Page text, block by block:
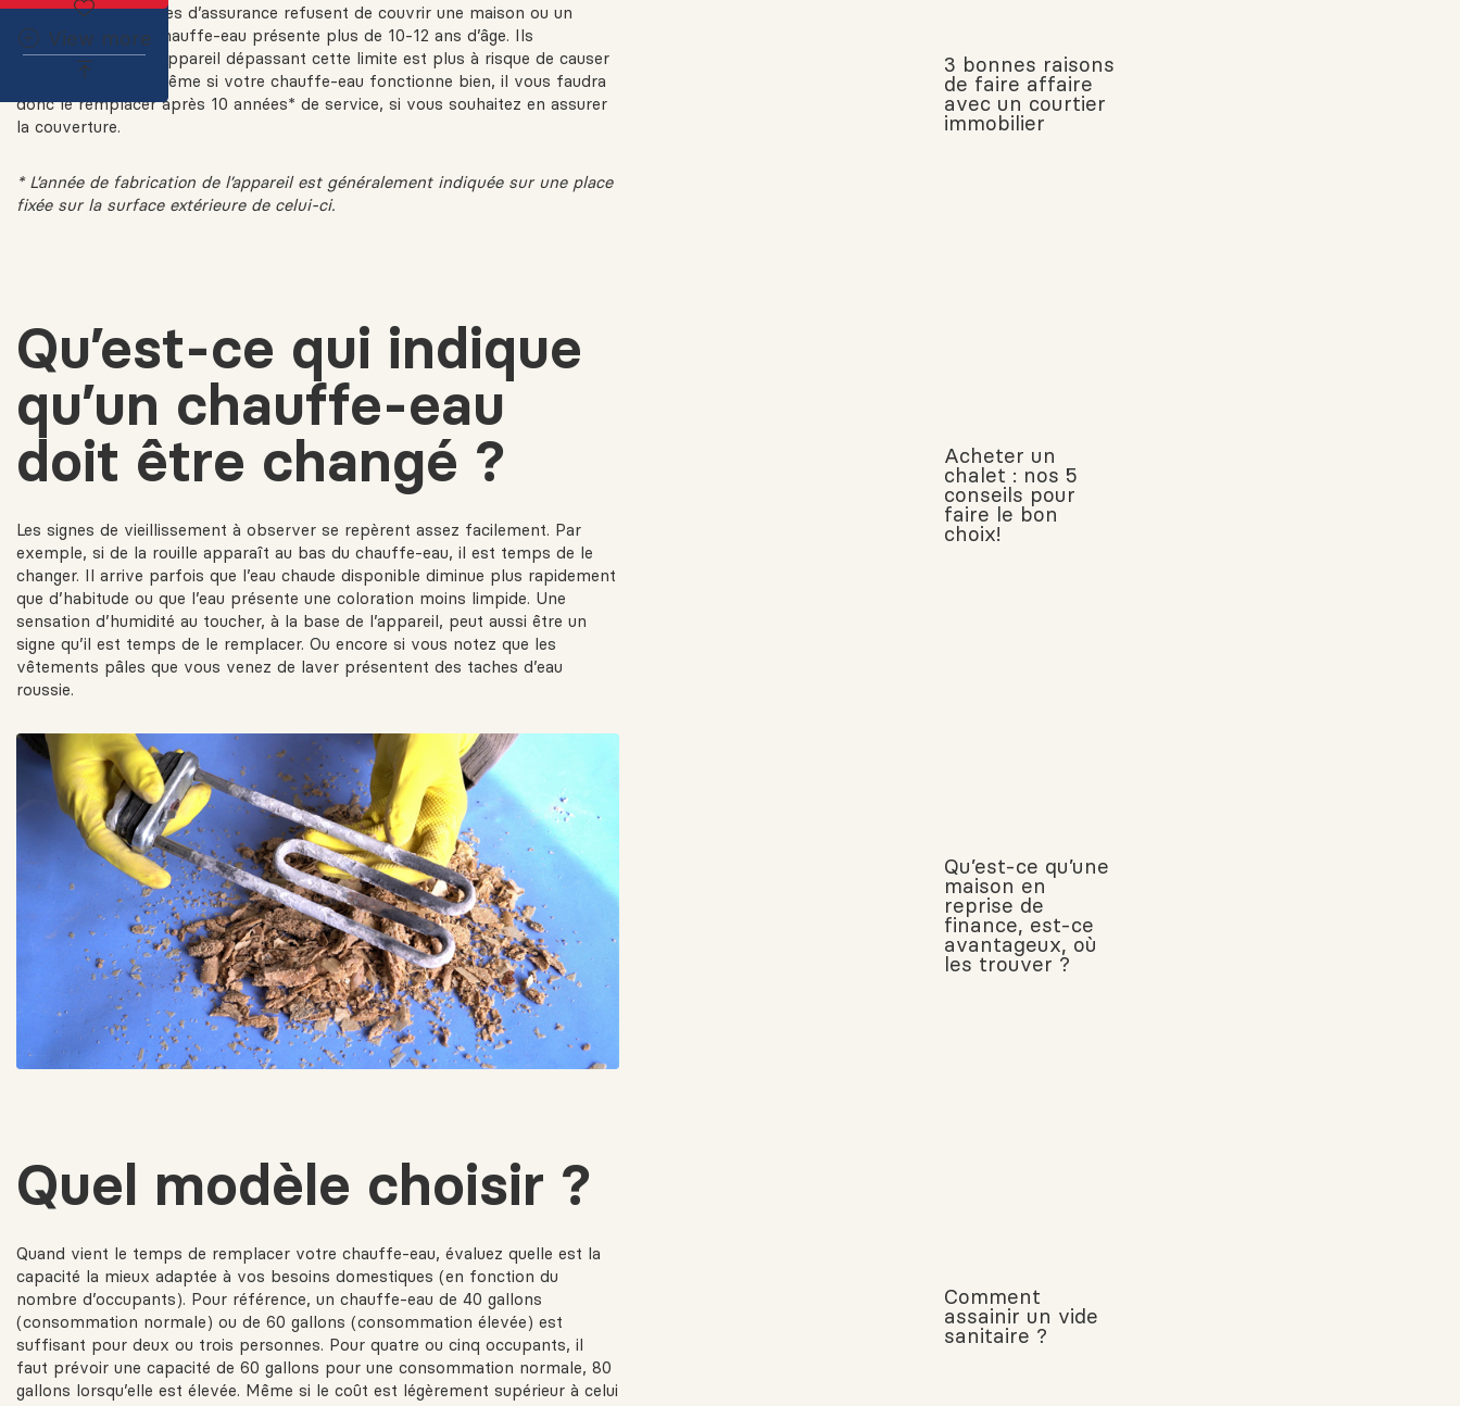
Plusieurs compagnies d’assurance refusent de couvrir une maison ou un
logement dont le chauffe-eau présente plus de 10-12 ans d’âge. Ils
considèrent qu’un appareil dépassant cette limite est plus à risque de causer
des dégâts d’eau. Même si votre chauffe-eau fonctionne bien, il vous faudra
donc le remplacer après 10 années* de service, si vous souhaitez en assurer
la couverture.
* L’année de fabrication de l’appareil est généralement indiquée sur une place
fixée sur la surface extérieure de celui-ci.
Qu’est-ce qui indique
qu’un chauffe-eau
doit être changé ?
Les signes de vieillissement à observer se repèrent assez facilement. Par
exemple, si de la rouille apparaît au bas du chauffe-eau, il est temps de le
changer. Il arrive parfois que l’eau chaude disponible diminue plus rapidement
que d’habitude ou que l’eau présente une coloration moins limpide. Une
sensation d’humidité au toucher, à la base de l’appareil, peut aussi être un
signe qu’il est temps de le remplacer. Ou encore si vous notez que les
vêtements pâles que vous venez de laver présentent des taches d’eau
roussie.
Quel modèle choisir ?
Quand vient le temps de remplacer votre chauffe-eau, évaluez quelle est la
capacité la mieux adaptée à vos besoins domestiques (en fonction du
nombre d’occupants). Pour référence, un chauffe-eau de 40 gallons
(consommation normale) ou de 60 gallons (consommation élevée) est
suffisant pour deux ou trois personnes. Pour quatre ou cinq occupants, il
faut prévoir une capacité de 60 gallons pour une consommation normale, 80
gallons lorsqu’elle est élevée. Même si le coût est légèrement supérieur à celui
3 bonnes raisons
de faire affaire
avec un courtier
immobilier
Acheter un
chalet : nos 5
conseils pour
faire le bon
choix!
Qu’est-ce qu’une
maison en
reprise de
finance, est-ce
avantageux, où
les trouver ?
Comment
assainir un vide
sanitaire ?
View more